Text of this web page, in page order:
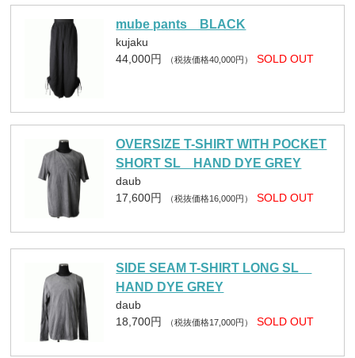
mube pants BLACK
kujaku
44,000円
（税抜価格40,000円） SOLD OUT
OVERSIZE T-SHIRT WITH POCKET
SHORT SL HAND DYE GREY
daub
17,600円
（税抜価格16,000円） SOLD OUT
SIDE SEAM T-SHIRT LONG SL
HAND DYE GREY
daub
18,700円
（税抜価格17,000円） SOLD OUT